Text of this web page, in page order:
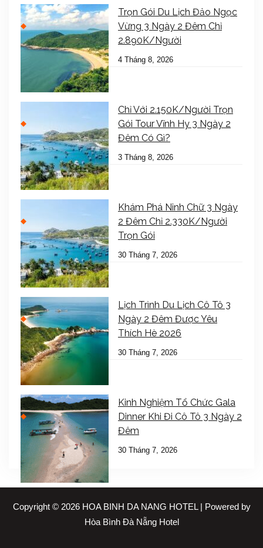
Trọn Gói Du Lịch Đảo Ngọc
Vừng 3 Ngày 2 Đêm Chỉ
2.890K/Người
4 Tháng 8, 2026
Chỉ Với 2.150K/Người Trọn
Gói Tour Vĩnh Hy 3 Ngày 2
Đêm Có Gì?
3 Tháng 8, 2026
Khám Phá Ninh Chữ 3 Ngày
2 Đêm Chỉ 2.330K/Người
Trọn Gói
30 Tháng 7, 2026
Lịch Trình Du Lịch Cô Tô 3
Ngày 2 Đêm Được Yêu
Thích Hè 2026
30 Tháng 7, 2026
Kinh Nghiệm Tổ Chức Gala
Dinner Khi Đi Cô Tô 3 Ngày 2
Đêm
30 Tháng 7, 2026
Copyright © 2026 HOA BINH DA NANG HOTEL | Powered by
Hòa Bình Đà Nẵng Hotel